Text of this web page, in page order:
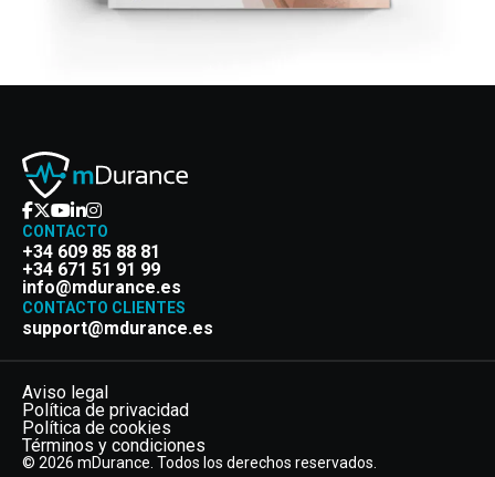
CONTACTO
+34 609 85 88 81
+34 671 51 91 99
info@mdurance.es
CONTACTO CLIENTES
support@mdurance.es
Aviso legal
Política de privacidad
Política de cookies
Términos y condiciones
© 2026 mDurance. Todos los derechos reservados.